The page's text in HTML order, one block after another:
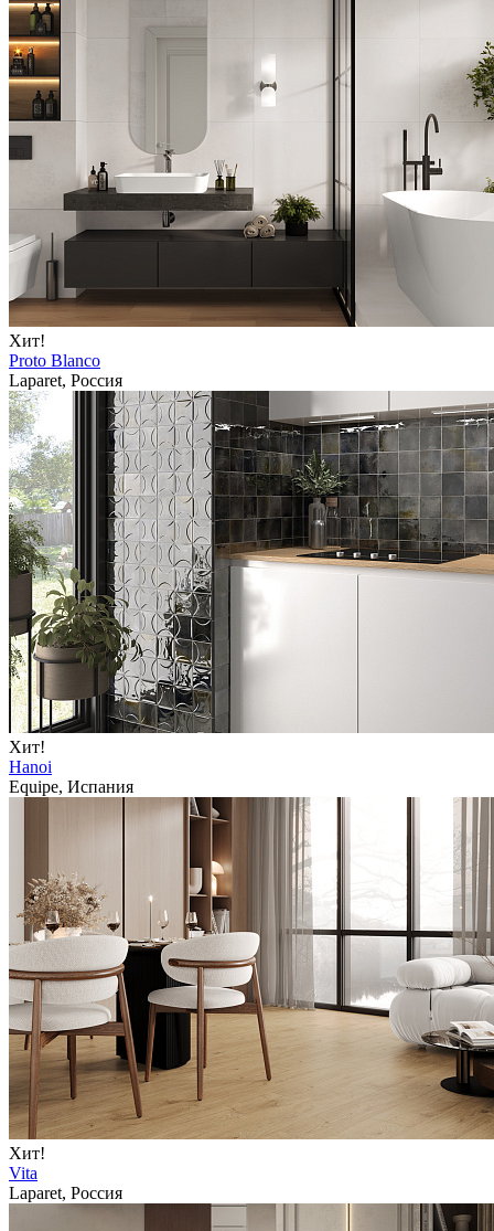
Хит!
Proto Blanco
Laparet, Россия
Хит!
Hanoi
Equipe, Испания
Хит!
Vita
Laparet, Россия